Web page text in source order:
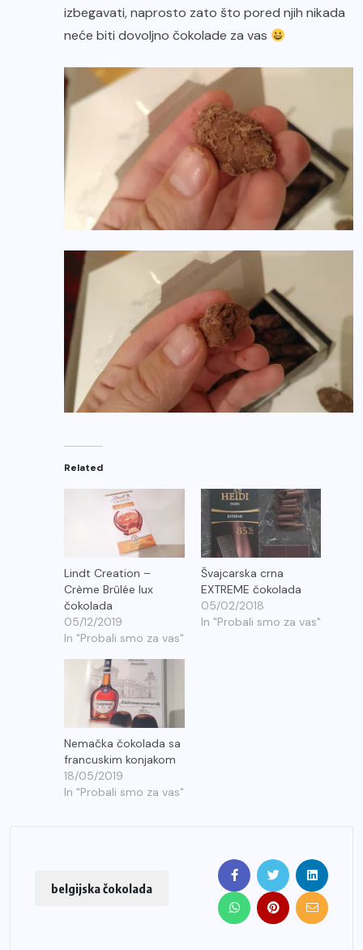
izbegavati, naprosto zato što pored njih nikada
neće biti dovoljno čokolade za vas
Related
Lindt Creation –
Crème Brûlée lux
čokolada
05/12/2019
In "Probali smo za vas"
Švajcarska crna
EXTREME čokolada
05/02/2018
In "Probali smo za vas"
Nemačka čokolada sa
francuskim konjakom
18/05/2019
In "Probali smo za vas"
belgijska čokolada